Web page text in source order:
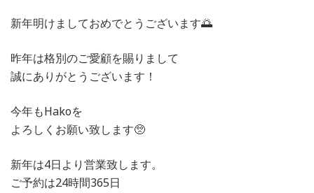
新年明けましておめでとうございます🌅
昨年は格別のご愛顧を賜りまして
誠にありがとうございます！
今年もHakoを
よろしくお願い致します🥺
新年は4日より営業致します。
ご予約は24時間365日